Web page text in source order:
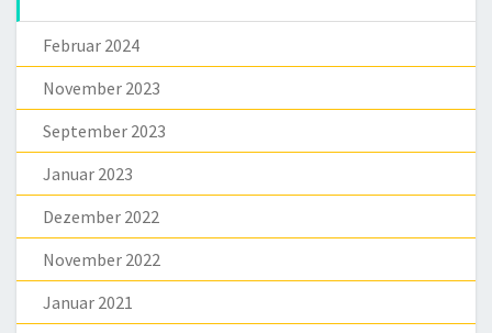
Februar 2024
November 2023
September 2023
Januar 2023
Dezember 2022
November 2022
Januar 2021